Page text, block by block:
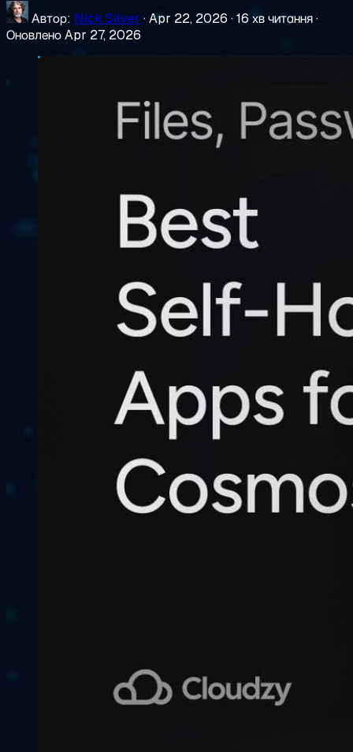
Автор: Nick Silver ·Apr 22, 2026 ·16 хв читання·
Оновлено Apr 27, 2026